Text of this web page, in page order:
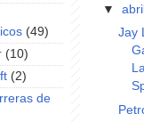
(49)
(10)
(2)
de
▼
Jay